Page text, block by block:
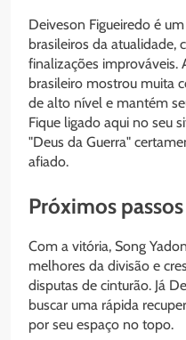
Deiveson Figueiredo é
brasileiros da atualidade,
finalizações improváveis.
brasileiro mostrou muita
de alto nível e mantém
Fique ligado aqui no seu
"Deus da Guerra"
afiado.
Próximos
Com a vitória, Song
melhores da divisão e
disputas de cinturão. Já
buscar uma rápida
por seu espaço no topo.